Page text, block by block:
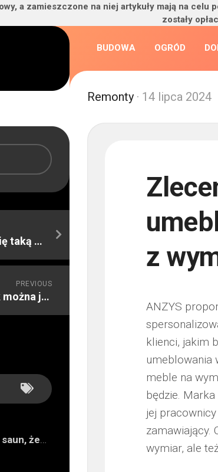
a zamieszczone na niej artykuły mają na
zostały
Czemu domy drewniane cieszą się taką popularnością
PREVIOUS
Świadectwo energetyczne – jak można je wykonać
Jak sprawdzić producenta saun, żeby projekt miał sens na lata
BUDOWA OGRÓD
Remonty · 14 lipca 2024
z
ANZYS
klienci, jakim
umeblowania
meble na
będzie.
jej
zamawiający.
wymiar, ale